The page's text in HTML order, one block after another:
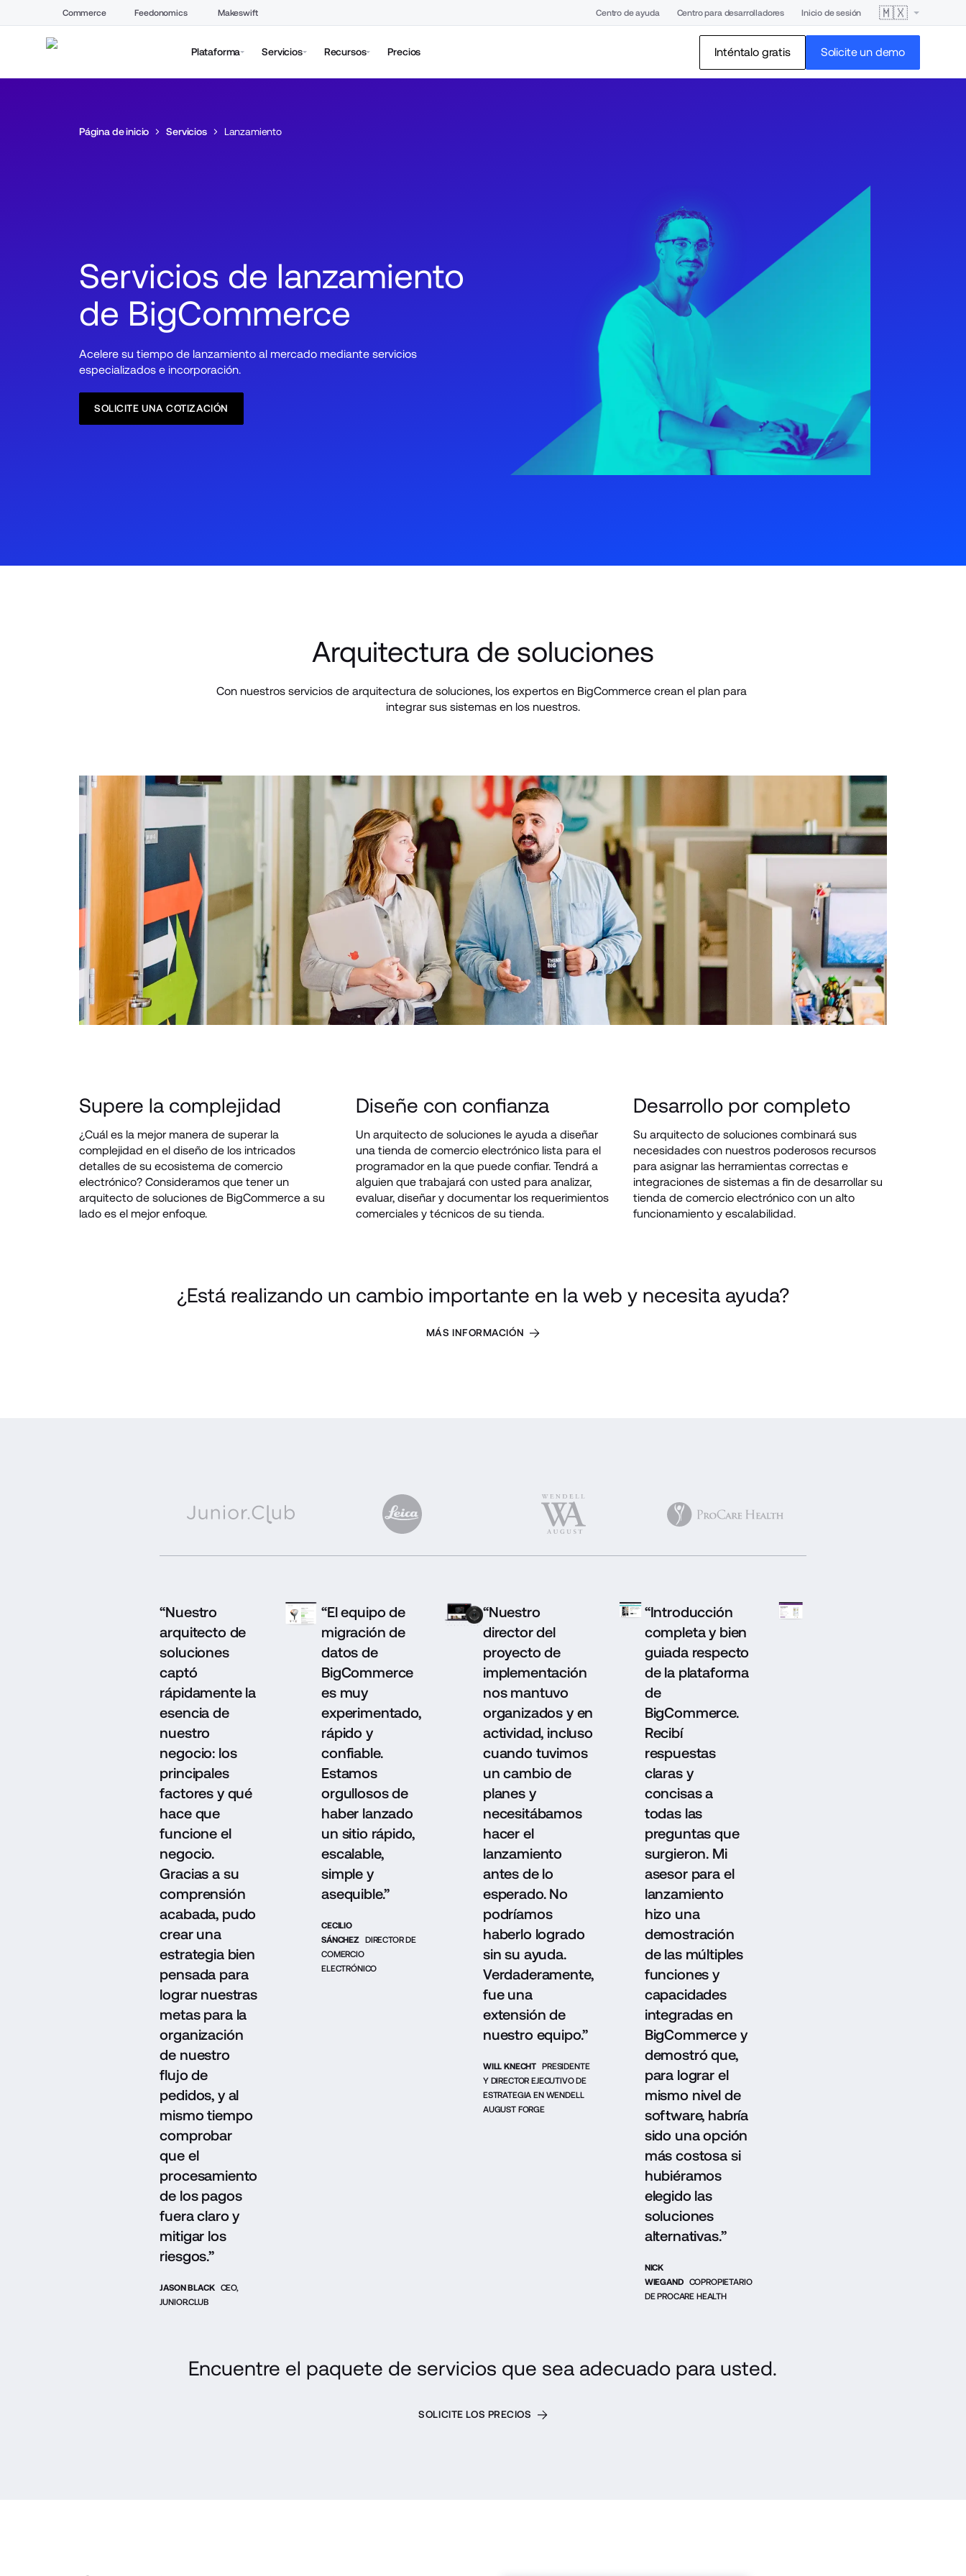
Commerce Feedonomics Makeswift Centro de ayuda Centro para desarrolladores Inicio de sesión 🇲🇽
Plataforma Servicios Recursos Precios Inténtalo gratis Solicite un demo
Página de inicio Servicios Lanzamiento
Servicios de lanzamiento
de BigCommerce
Acelere su tiempo de lanzamiento al mercado mediante servicios
especializados e incorporación.
SOLICITE UNA COTIZACIÓN
Arquitectura de soluciones
Con nuestros servicios de arquitectura de soluciones, los expertos en BigCommerce crean el plan para
integrar sus sistemas en los nuestros.
Supere la complejidad
¿Cuál es la mejor manera de superar la
complejidad en el diseño de los intricados
detalles de su ecosistema de comercio
electrónico? Consideramos que tener un
arquitecto de soluciones de BigCommerce a su
lado es el mejor enfoque.
Diseñe con confianza
Un arquitecto de soluciones le ayuda a diseñar
una tienda de comercio electrónico lista para el
programador en la que puede confiar. Tendrá a
alguien que trabajará con usted para analizar,
evaluar, diseñar y documentar los requerimientos
comerciales y técnicos de su tienda.
Desarrollo por completo
Su arquitecto de soluciones combinará sus
necesidades con nuestros poderosos recursos
para asignar las herramientas correctas e
integraciones de sistemas a fin de desarrollar su
tienda de comercio electrónico con un alto
funcionamiento y escalabilidad.
¿Está realizando un cambio importante en la web y necesita ayuda?
MÁS INFORMACIÓN
“Nuestro
arquitecto de
soluciones
captó
rápidamente la
esencia de
nuestro
negocio: los
principales
factores y qué
hace que
funcione el
negocio.
Gracias a su
comprensión
acabada, pudo
crear una
estrategia bien
pensada para
lograr nuestras
metas para la
organización
de nuestro
flujo de
pedidos, y al
mismo tiempo
comprobar
que el
procesamiento
de los pagos
fuera claro y
mitigar los
riesgos.”
JASON BLACK
CEO,
JUNIOR.CLUB
“El equipo de
migración de
datos de
BigCommerce
es muy
experimentado,
rápido y
confiable.
Estamos
orgullosos de
haber lanzado
un sitio rápido,
escalable,
simple y
asequible.”
CECILIO
SÁNCHEZ DIRECTOR DE
COMERCIO
ELECTRÓNICO
“Nuestro
director del
proyecto de
implementación
nos mantuvo
organizados y en
actividad, incluso
cuando tuvimos
un cambio de
planes y
necesitábamos
hacer el
lanzamiento
antes de lo
esperado. No
podríamos
haberlo logrado
sin su ayuda.
Verdaderamente,
fue una
extensión de
nuestro equipo.”
WILL KNECHT PRESIDENTE
Y DIRECTOR EJECUTIVO DE
ESTRATEGIA EN WENDELL
AUGUST FORGE
“Introducción
completa y bien
guiada respecto
de la plataforma
de
BigCommerce.
Recibí
respuestas
claras y
concisas a
todas las
preguntas que
surgieron. Mi
asesor para el
lanzamiento
hizo una
demostración
de las múltiples
funciones y
capacidades
integradas en
BigCommerce y
demostró que,
para lograr el
mismo nivel de
software, habría
sido una opción
más costosa si
hubiéramos
elegido las
soluciones
alternativas.”
NICK
WIEGAND
COPROPIETARIO
DE PROCARE HEALTH
Encuentre el paquete de servicios que sea adecuado para usted.
SOLICITE LOS PRECIOS